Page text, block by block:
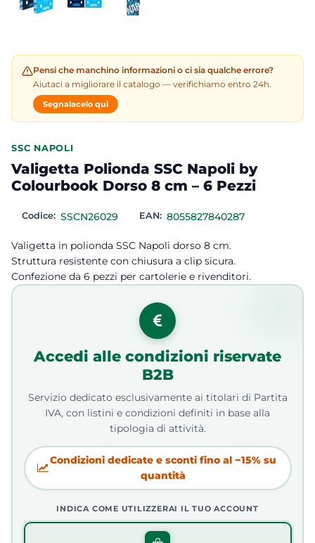
Pensi che manchino informazioni o ci sia qualche errore?
Aiutaci a migliorare il catalogo — verifichiamo entro 24h.
Segnalacelo qui
SSC NAPOLI
Valigetta Polionda SSC Napoli by
Colourbook Dorso 8 cm – 6 Pezzi
Codice: SSCN26029 EAN: 8055827840287
Valigetta in polionda SSC Napoli dorso 8 cm.
Struttura resistente con chiusura a clip sicura.
Confezione da 6 pezzi per cartolerie e rivenditori.
Accedi alle condizioni riservate
B2B
Servizio dedicato esclusivamente ai titolari di Partita
IVA, con listini e condizioni definiti in base alla
tipologia di attività.
Condizioni dedicate e sconti fino al −15% su
quantità
INDICA COME UTILIZZERAI IL TUO ACCOUNT